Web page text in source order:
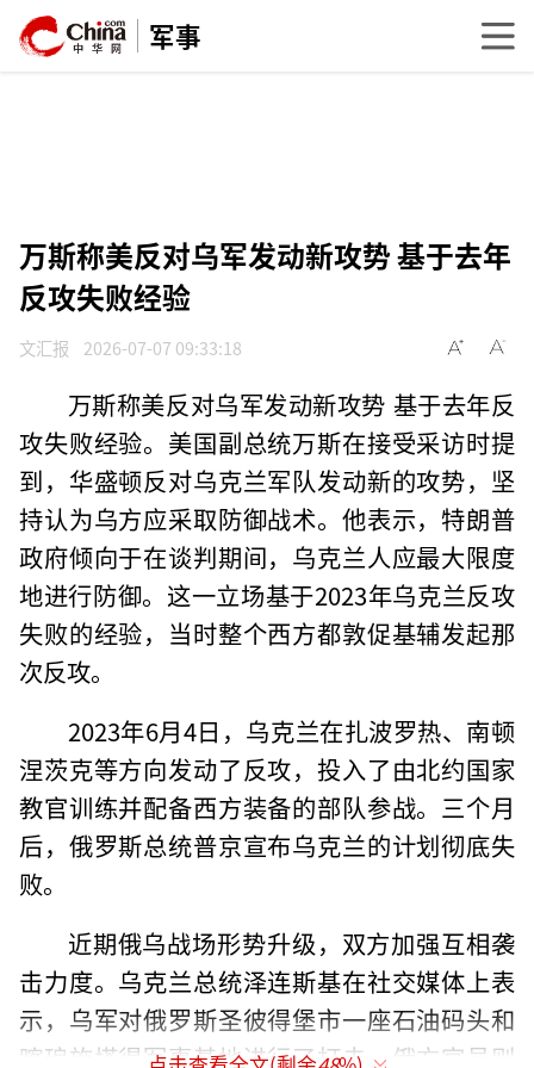
军事
万斯称美反对乌军发动新攻势 基于去年
反攻失败经验
文汇报 2026-07-07 09:33:18
万斯称美反对乌军发动新攻势 基于去年反
攻失败经验。美国副总统万斯在接受采访时提
到，华盛顿反对乌克兰军队发动新的攻势，坚
持认为乌方应采取防御战术。他表示，特朗普
政府倾向于在谈判期间，乌克兰人应最大限度
地进行防御。这一立场基于2023年乌克兰反攻
失败的经验，当时整个西方都敦促基辅发起那
次反攻。
2023年6月4日，乌克兰在扎波罗热、南顿
涅茨克等方向发动了反攻，投入了由北约国家
教官训练并配备西方装备的部队参战。三个月
后，俄罗斯总统普京宣布乌克兰的计划彻底失
败。
近期俄乌战场形势升级，双方加强互相袭
击力度。乌克兰总统泽连斯基在社交媒体上表
示，乌军对俄罗斯圣彼得堡市一座石油码头和
喀琅施塔得军事基地进行了打击。俄方官员则